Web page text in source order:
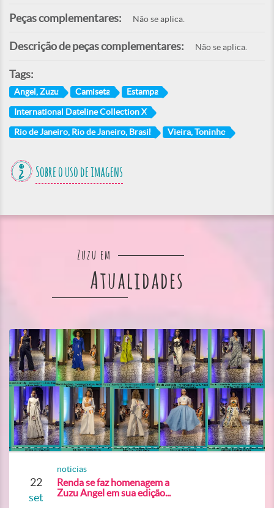
Peças complementares: Não se aplica.
Descrição de peças complementares: Não se aplica.
Tags:
Angel, Zuzu Camiseta Estampa
International Dateline Collection X
Rio de Janeiro, Rio de Janeiro, Brasil Vieira, Toninho
Sobre o uso de imagens
Zuzu em
Atualidades
22
set
noticias
Renda se faz homenagem a
Zuzu Angel em sua edição...